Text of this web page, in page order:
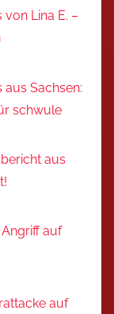
Lina E. –
aus Sachsen:
schwule
aus
auf
auf